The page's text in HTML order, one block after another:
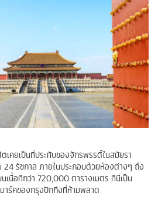
เคยเป็นที่ประทับของจักรพรรดิ์ในสมัยรา
24 รัชกาล ภายในประกอบด้วยห้องต่างๆ ถึง
นื้อที่กว่า 720,000 ตารางเมตร ที่นี่เป็น
าร์คของกรุงปักกิ่งที่ห้ามพลาด